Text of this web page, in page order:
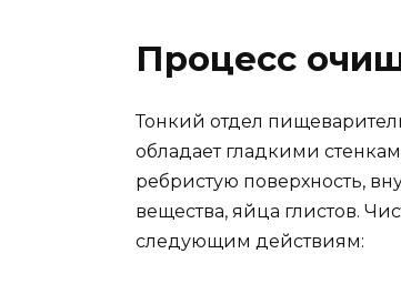
Процесс
Тонкий отдел
обладает гладкими
ребристую поверхность,
вещества, яйца глистов.
следующим действиям: